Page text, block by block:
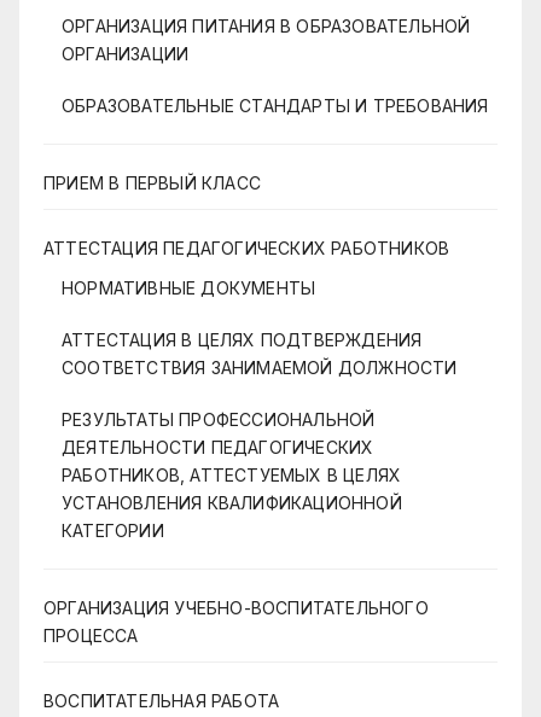
ОРГАНИЗАЦИЯ ПИТАНИЯ В ОБРАЗОВАТЕЛЬНОЙ
ОРГАНИЗАЦИИ
ОБРАЗОВАТЕЛЬНЫЕ СТАНДАРТЫ И ТРЕБОВАНИЯ
ПРИЕМ В ПЕРВЫЙ КЛАСС
АТТЕСТАЦИЯ ПЕДАГОГИЧЕСКИХ РАБОТНИКОВ
НОРМАТИВНЫЕ ДОКУМЕНТЫ
АТТЕСТАЦИЯ В ЦЕЛЯХ ПОДТВЕРЖДЕНИЯ
СООТВЕТСТВИЯ ЗАНИМАЕМОЙ ДОЛЖНОСТИ
РЕЗУЛЬТАТЫ ПРОФЕССИОНАЛЬНОЙ
ДЕЯТЕЛЬНОСТИ ПЕДАГОГИЧЕСКИХ
РАБОТНИКОВ, АТТЕСТУЕМЫХ В ЦЕЛЯХ
УСТАНОВЛЕНИЯ КВАЛИФИКАЦИОННОЙ
КАТЕГОРИИ
ОРГАНИЗАЦИЯ УЧЕБНО-ВОСПИТАТЕЛЬНОГО
ПРОЦЕССА
ВОСПИТАТЕЛЬНАЯ РАБОТА